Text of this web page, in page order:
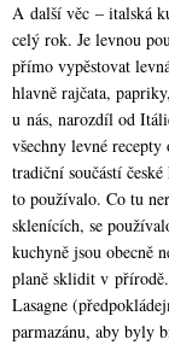
A další věc – italská
celý rok. Je levnou
přímo vypěstovat
hlavně rajčata,
u nás, narozdíl od
všechny levné
tradiční součástí
to používalo. Co tu
sklenících, se
kuchyně jsou obecně
planě sklidit v přírodě.
Lasagne
parmazánu, aby byly